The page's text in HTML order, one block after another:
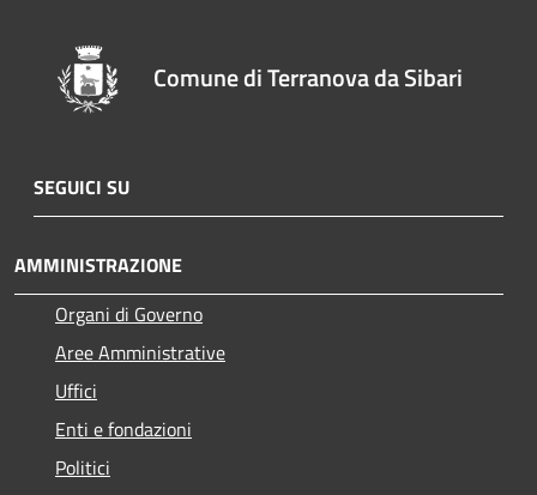
Comune di Terranova da Sibari
SEGUICI SU
AMMINISTRAZIONE
Organi di Governo
Aree Amministrative
Uffici
Enti e fondazioni
Politici